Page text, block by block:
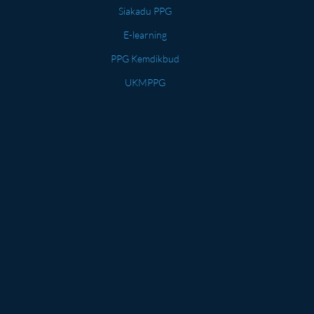
Siakadu PPG
E-learning
PPG Kemdikbud
UKMPPG